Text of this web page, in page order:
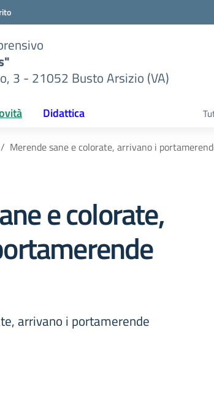
3 - 21052 Busto Arsizio (VA)
Didattica
Merende sane e colorate, arrivano i
e colorate,
arrivano i portamerende